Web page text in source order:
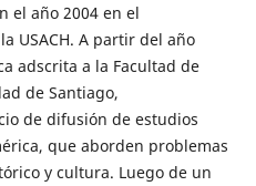
el año 2004 en el
USACH. A partir del año
adscrita a la Facultad de
de Santiago,
de difusión de estudios
que aborden problemas
y cultura. Luego de un